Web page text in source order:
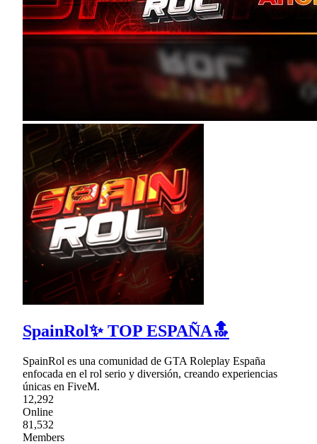
SpainRol✨ TOP ESPAÑA🔝
SpainRol es una comunidad de GTA Roleplay España
enfocada en el rol serio y diversión, creando experiencias
únicas en FiveM.
12,292
Online
81,532
Members